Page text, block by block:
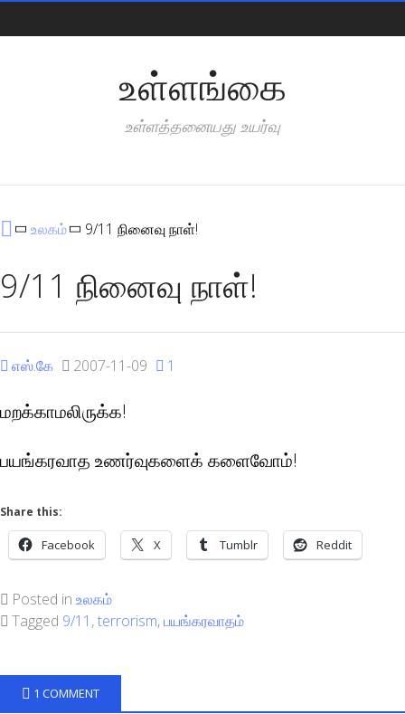
உள்ளங்கை
உள்ளத்தனையது உயர்வு
உலகம் 9/11 நினைவு நாள்!
9/11 நினைவு நாள்!
எஸ்.கே 2007-11-09 1
மறக்காமலிருக்க!
பயங்கரவாத உணர்வுகளைக் களைவோம்!
Share this:
Facebook X Tumblr Reddit
Posted in உலகம்
Tagged 9/11 ,terrorism,பயங்கரவாதம்
1 COMMENT